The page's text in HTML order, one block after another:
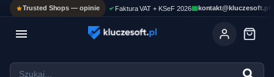
Trusted Shops — opinie Faktura VAT + KSeF 2026 kontakt@kluczesoft.pl
 ASYSTENT AI